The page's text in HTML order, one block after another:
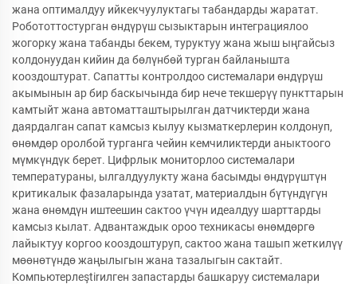
жана оптималдуу ийкекчуулуктагы табандарды жаратат.
Робототтостурган өндүрүш сызыктарын интеграциялоо
жогорку жана табанды бекем, туруктуу жана жыш ыңгайсыз
колдонуудан кийин да бөлүнбөй турган байланышта
кооздоштурат. Сапатты контролдоо системалари өндүрүш
акымынын ар бир баскычында бир нече текшерүү пункттарын
камтыйт жана автоматташтырылган датчиктерди жана
даярдалган сапат камсыз кылуу кызматкерлерин колдонуп,
өнөмдөр оролбой турганга чейин кемчиликтерди аныктоого
мүмкүндүк берет. Цифрлык мониторлоо системалари
температураны, ылгалдуулукту жана басымды өндүрүштүн
критикалык фазаларында узатат, материалдын бүтүндүгүн
жана өнөмдүн иштеешин сактоо үчүн идеалдуу шарттарды
камсыз кылат. Адвантаждык ороо техникасы өнөмдөргө
лайыктуу коргоо кооздоштуруп, сактоо жана ташып жеткилүү
мөөнөтүндө жаңылыгын жана тазалыгын сактайт.
Компьютерлеştirилген запастарды башкаруу системалари